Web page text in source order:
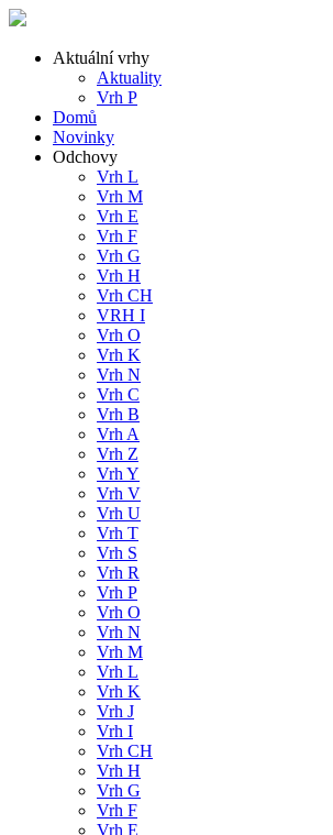
Aktuální vrhy
Aktuality
Vrh P
Domů
Novinky
Odchovy
Vrh L
Vrh M
Vrh E
Vrh F
Vrh G
Vrh H
Vrh CH
VRH I
Vrh O
Vrh K
Vrh N
Vrh C
Vrh B
Vrh A
Vrh Z
Vrh Y
Vrh V
Vrh U
Vrh T
Vrh S
Vrh R
Vrh P
Vrh O
Vrh N
Vrh M
Vrh L
Vrh K
Vrh J
Vrh I
Vrh CH
Vrh H
Vrh G
Vrh F
Vrh E